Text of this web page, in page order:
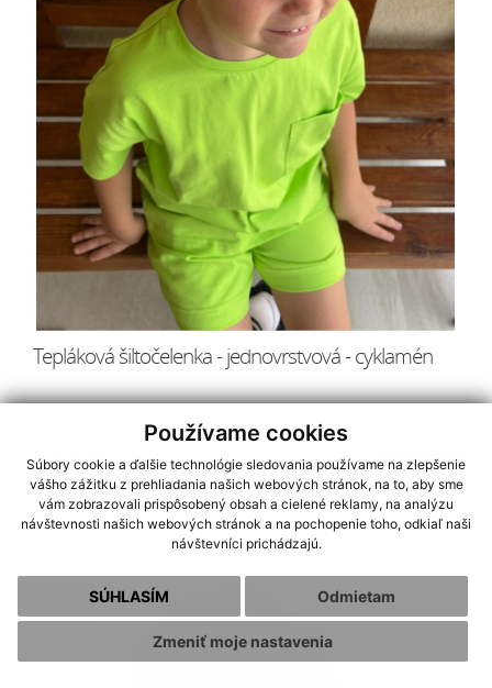
Používame cookies
Súbory cookie a ďalšie technológie sledovania používame na zlepšenie
vášho zážitku z prehliadania našich webových stránok, na to, aby sme
vám zobrazovali prispôsobený obsah a cielené reklamy, na analýzu
návštevnosti našich webových stránok a na pochopenie toho, odkiaľ naši
návštevníci prichádzajú.
SÚHLASÍM Odmietam
Zmeniť moje nastavenia
Tepláková šiltočelenka - jednovrstvová - cyklamén
Kúpiť
8.18 €
Dostupné veľkosti:
M
ZĽAVA 25%
SKLADOM